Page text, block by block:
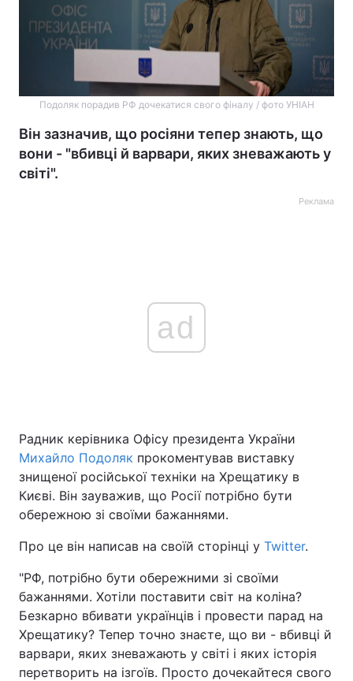
Подоляк порадив РФ дочекатися свого фіналу / фото УНІАН
Він зазначив, що росіяни тепер знають, що
вони - "вбивці й варвари, яких зневажають у
світі".
Реклама
ad
Радник керівника Офісу президента України
Михайло Подоляк прокоментував виставку
знищеної російської техніки на Хрещатику в
Києві. Він зауважив, що Росії потрібно бути
обережною зі своїми бажаннями.
Про це він написав на своїй сторінці у Twitter.
"РФ, потрібно бути обережними зі своїми
бажаннями. Хотіли поставити світ на коліна?
Безкарно вбивати українців і провести парад на
Хрещатику? Тепер точно знаєте, що ви - вбивці й
варвари, яких зневажають у світі і яких історія
перетворить на ізгоїв. Просто дочекайтеся свого